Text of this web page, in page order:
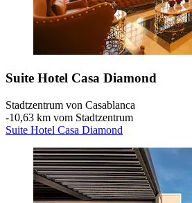
Suite Hotel Casa Diamond
Stadtzentrum von Casablanca
‐10,63 km vom Stadtzentrum
Suite Hotel Casa Diamond